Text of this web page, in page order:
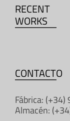
RECENT
WORKS
CONTACTO
Fábrica:
Almacén: